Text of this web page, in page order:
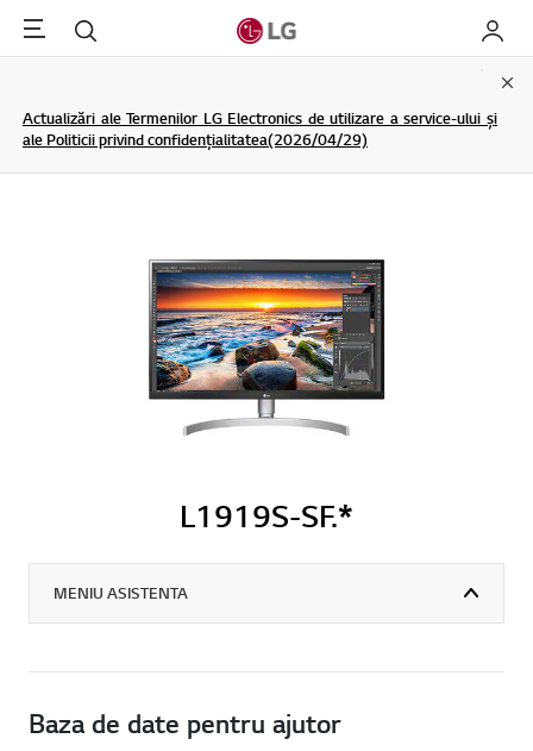
Menu Cautare My LG
Actualizări ale Termenilor LG Electronics de utilizare a service-ului și
ale Politicii privind confidențialitatea(2026/04/29)
L1919S-SF.*
MENIU ASISTENTA
Baza de date pentru ajutor